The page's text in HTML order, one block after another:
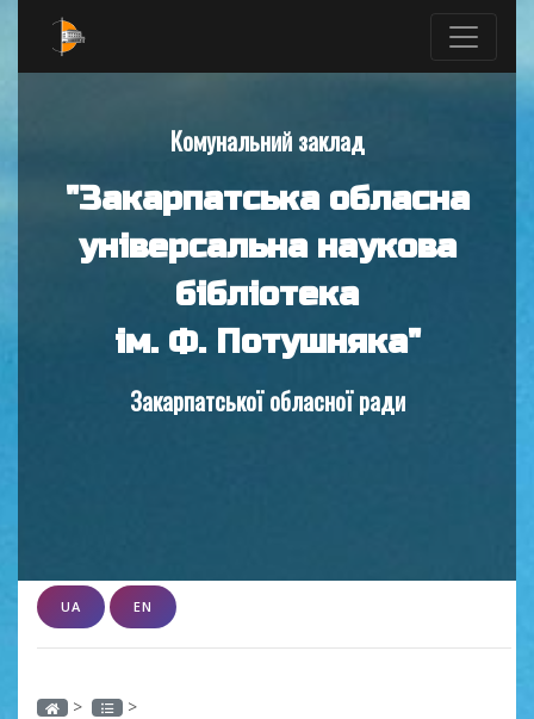
Комунальний заклад
"Закарпатська обласна
універсальна наукова
бібліотека
ім. Ф. Потушняка"
Закарпатської обласної ради
UA EN
> >